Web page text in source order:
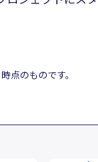
点のものです。